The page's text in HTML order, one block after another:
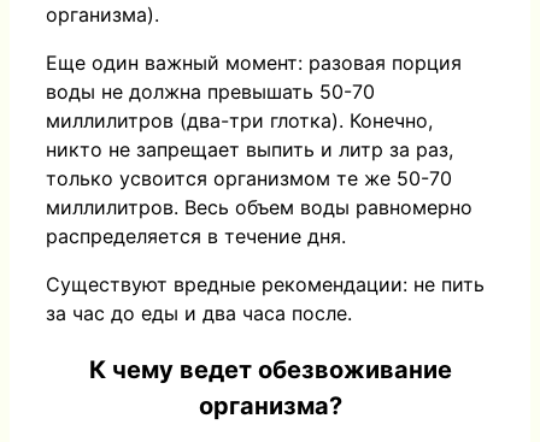
организма).
Еще один важный момент: разовая порция
воды не должна превышать 50-70
миллилитров (два-три глотка). Конечно,
никто не запрещает выпить и литр за раз,
только усвоится организмом те же 50-70
миллилитров. Весь объем воды равномерно
распределяется в течение дня.
Существуют вредные рекомендации: не пить
за час до еды и два часа после.
К чему ведет обезвоживание
организма?